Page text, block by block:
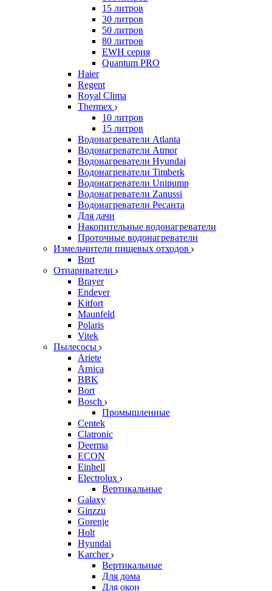
15 литров
30 литров
50 литров
80 литров
EWH серия
Quantum PRO
Haier
Regent
Royal Clima
Thermex
10 литров
15 литров
Водонагреватели Atlanta
Водонагреватели Atmor
Водонагреватели Hyundai
Водонагреватели Timberk
Водонагреватели Unipump
Водонагреватели Zanussi
Водонагреватели Ресанта
Для дачи
Накопительные водонагреватели
Проточные водонагреватели
Измельчители пищевых отходов
Bort
Отпариватели
Brayer
Endever
Kitfort
Maunfeld
Polaris
Vitek
Пылесосы
Ariete
Arnica
BBK
Bort
Bosch
Промышленные
Centek
Clatronic
Deerma
ECON
Einhell
Electrolux
Вертикальные
Galaxy
Ginzzu
Gorenje
Holt
Hyundai
Karcher
Вертикальные
Для дома
Для окон